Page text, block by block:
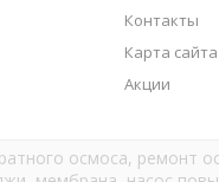
Контакты
Карта сайта
Акции
осмоса, ремонт